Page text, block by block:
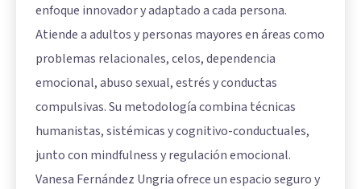
enfoque innovador y adaptado a cada persona.
Atiende a adultos y personas mayores en áreas como
problemas relacionales, celos, dependencia
emocional, abuso sexual, estrés y conductas
compulsivas. Su metodología combina técnicas
humanistas, sistémicas y cognitivo-conductuales,
junto con mindfulness y regulación emocional.
Vanesa Fernández Ungria ofrece un espacio seguro y